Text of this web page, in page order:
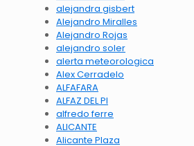
alejandra gisbert
Alejandro Miralles
Alejandro Rojas
alejandro soler
alerta meteorologica
Alex Cerradelo
ALFAFARA
ALFAZ DEL PI
alfredo ferre
ALICANTE
Alicante Plaza